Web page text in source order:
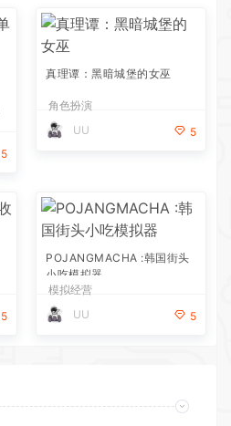
5
真理谭：黑暗城堡的女巫
角色扮演
UU
5
5
POJANGMACHA :韩国街头
小吃模拟器
模拟经营
UU
5